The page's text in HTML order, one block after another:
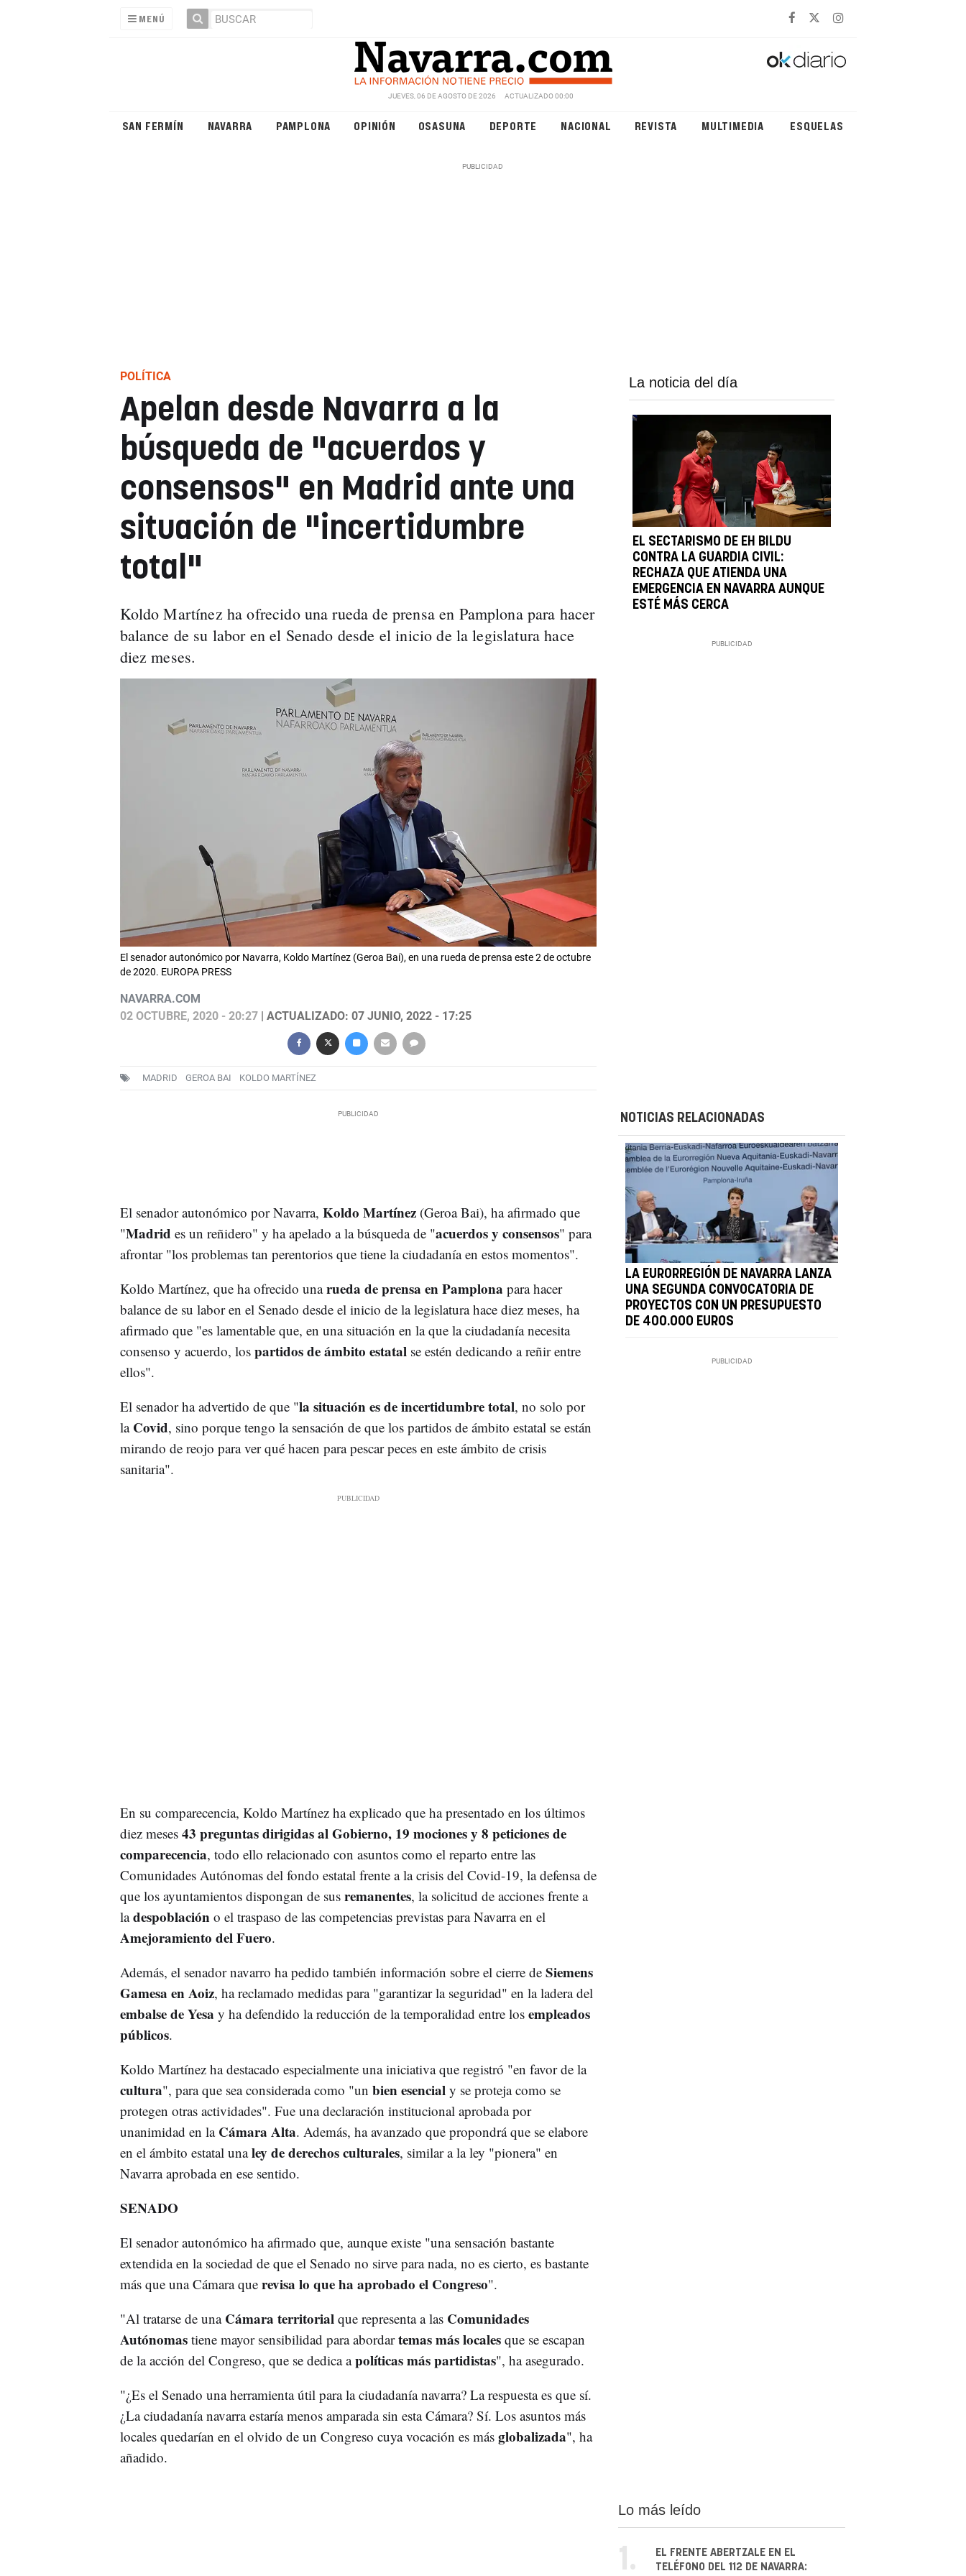
MENÚ
JUEVES, 06 DE AGOSTO DE 2026 ACTUALIZADO 00:00
SAN FERMÍN NAVARRA PAMPLONA OPINIÓN OSASUNA DEPORTE NACIONAL REVISTA MULTIMEDIA ESQUELAS
POLÍTICA
Apelan desde Navarra a la
búsqueda de "acuerdos y
consensos" en Madrid ante una
situación de "incertidumbre
total"
Koldo Martínez ha ofrecido una rueda de prensa en Pamplona para hacer
balance de su labor en el Senado desde el inicio de la legislatura hace
diez meses.
El senador autonómico por Navarra, Koldo Martínez (Geroa Bai), en una rueda de prensa este 2 de octubre
de 2020. EUROPA PRESS
NAVARRA.COM
02 OCTUBRE, 2020 - 20:27| ACTUALIZADO: 07 JUNIO, 2022 - 17:25
MADRID GEROA BAI KOLDO MARTÍNEZ
La noticia del día
EL SECTARISMO DE EH BILDU
CONTRA LA GUARDIA CIVIL:
RECHAZA QUE ATIENDA UNA
EMERGENCIA EN NAVARRA AUNQUE
ESTÉ MÁS CERCA
El senador autonómico por Navarra, Koldo Martínez (Geroa Bai), ha afirmado que
"Madrid es un reñidero" y ha apelado a la búsqueda de "acuerdos y consensos" para
afrontar "los problemas tan perentorios que tiene la ciudadanía en estos momentos".
Koldo Martínez, que ha ofrecido unarueda de prensa en Pamplona para hacer
balance de su labor en el Senado desde el inicio de la legislatura hace diez meses, ha
afirmado que "es lamentable que, en una situación en la que la ciudadanía necesita
consenso y acuerdo, los partidos de ámbito estatal se estén dedicando a reñir entre
ellos".
El senador ha advertido de que "la situación es de incertidumbre total, no solo por
la Covid, sino porque tengo la sensación de que los partidos de ámbito estatal se están
mirando de reojo para ver qué hacen para pescar peces en este ámbito de crisis
sanitaria".
En su comparecencia, Koldo Martínez ha explicado que ha presentado en los últimos
diez meses 43 preguntas dirigidas al Gobierno, 19 mociones y 8 peticiones de
comparecencia, todo ello relacionado con asuntos como el reparto entre las
Comunidades Autónomas del fondo estatal frente a la crisis del Covid-19, la defensa de
que los ayuntamientos dispongan de sus remanentes, la solicitud de acciones frente a
ladespoblación o el traspaso de las competencias previstas para Navarra en el
Amejoramiento del Fuero.
Además, el senador navarro ha pedido también información sobre el cierre de Siemens
Gamesa en Aoiz, ha reclamado medidas para "garantizar la seguridad" en la ladera del
embalse de Yesa y ha defendido la reducción de la temporalidad entre los empleados
públicos.
Koldo Martínez ha destacado especialmente una iniciativa que registró "en favor de la
cultura", para que sea considerada como "un bien esencial y se proteja como se
protegen otras actividades". Fue una declaración institucional aprobada por
unanimidad en la Cámara Alta. Además, ha avanzado que propondrá que se elabore
en el ámbito estatal unaley de derechos culturales, similar a la ley "pionera" en
Navarra aprobada en ese sentido.
SENADO
El senador autonómico ha afirmado que, aunque existe "una sensación bastante
extendida en la sociedad de que el Senado no sirve para nada, no es cierto, es bastante
más que una Cámara que revisa lo que ha aprobado el Congreso".
"Al tratarse de una Cámara territorial que representa a las Comunidades
Autónomas tiene mayor sensibilidad para abordartemas más locales que se escapan
de la acción del Congreso, que se dedica apolíticas más partidistas", ha asegurado.
"¿Es el Senado una herramienta útil para la ciudadanía navarra? La respuesta es que sí.
¿La ciudadanía navarra estaría menos amparada sin esta Cámara? Sí. Los asuntos más
locales quedarían en el olvido de un Congreso cuya vocación es más globalizada", ha
añadido.
NOTICIAS RELACIONADAS
LA EURORREGIÓN DE NAVARRA LANZA
UNA SEGUNDA CONVOCATORIA DE
PROYECTOS CON UN PRESUPUESTO
DE 400.000 EUROS
Lo más leído
1.
EL FRENTE ABERTZALE EN EL
TELÉFONO DEL 112 DE NAVARRA: